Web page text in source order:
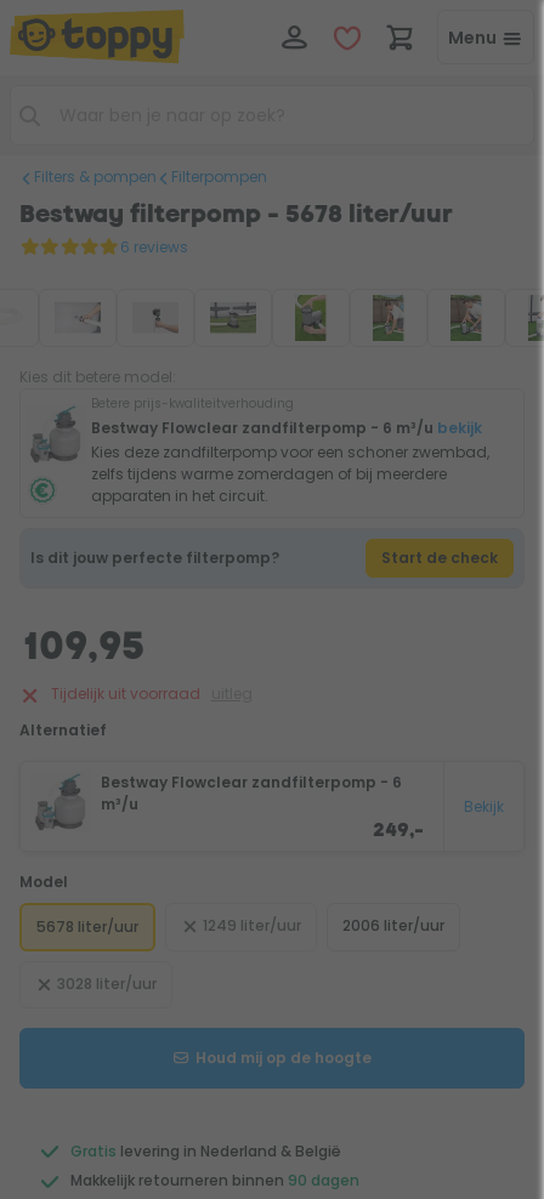
Menu
Filters & pompen Filterpompen
Bestway filterpomp - 5678 liter/uur
6 reviews
Kies dit betere model:
Betere prijs-kwaliteitverhouding
Bestway Flowclear zandfilterpomp - 6 m³/u bekijk
Kies deze zandfilterpomp voor een schoner zwembad,
zelfs tijdens warme zomerdagen of bij meerdere
apparaten in het circuit.
Is dit jouw perfecte filterpomp? Start de check
109,95
Tijdelijk uit voorraad
Alternatief
Bestway Flowclear zandfilterpomp - 6
m³/u
249,-
Bekijk
Model
5678 liter/uur 1249 liter/uur 2006 liter/uur
3028 liter/uur
Houd mij op de hoogte
Gratis levering in Nederland & België
Makkelijk retourneren binnen 90 dagen